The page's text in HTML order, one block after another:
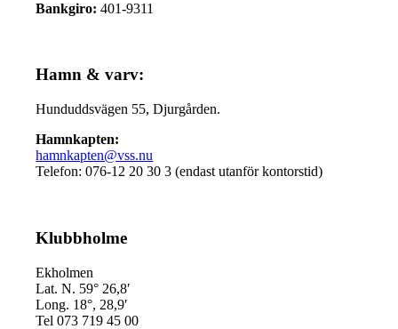
Bankgiro:401-9311
Hamn & varv:
Hunduddsvägen 55, Djurgården.
Hamnkapten:
hamnkapten@vss.nu
Telefon: 076-12 20 30 3 (endast utanför kontorstid)
Klubbholme
Ekholmen
Lat. N. 59° 26,8′
Long. 18°, 28,9′
Tel 073 719 45 00